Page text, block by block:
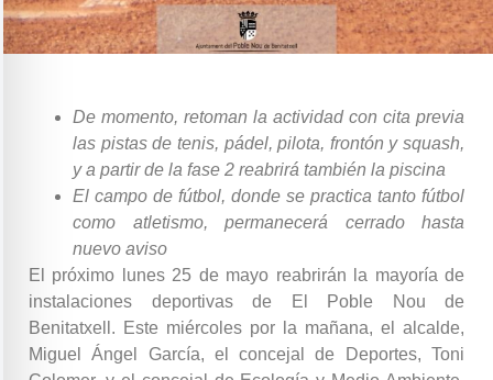
De momento, retoman la actividad con cita previa
las pistas de tenis, pádel, pilota, frontón y squash,
y a partir de la fase 2 reabrirá también la piscina
El campo de fútbol, donde se practica tanto fútbol
como atletismo, permanecerá cerrado hasta
nuevo aviso
El próximo lunes 25 de mayo reabrirán la mayoría de
instalaciones deportivas de El Poble Nou de
Benitatxell. Este miércoles por la mañana, el alcalde,
Miguel Ángel García, el concejal de Deportes, Toni